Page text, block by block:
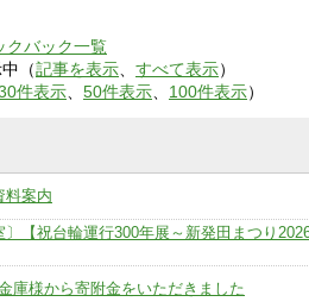
クバック一覧
（記事を表示 すべて表示）
件表示 50件表示 100件表示）
料案内
〕【祝台輪運行300年展～新発田まつり
庫様から寄附金をいただきました